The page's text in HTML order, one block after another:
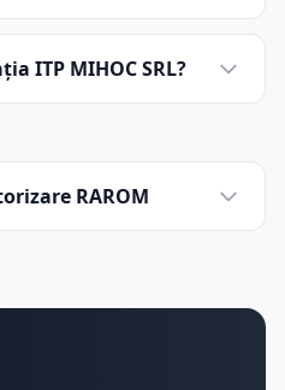
ITP MIHOC SRL?
RAROM